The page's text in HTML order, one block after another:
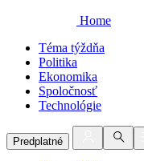
Home
Téma týždňa
Politika
Ekonomika
Spoločnosť
Technológie
Predplatné